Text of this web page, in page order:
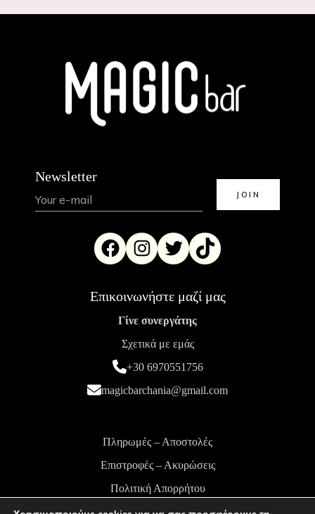
Newsletter
Επικοινωνήστε μαζί μας
Γίνε συνεργάτης
Σχετικά με εμάς
+30 6970551756
magicbarchania@gmail.com
Πληρωμές – Αποστολές
Επιστροφές – Ακυρώσεις
Πολιτική Απορρήτου
Όροι και Προϋποθέσεις